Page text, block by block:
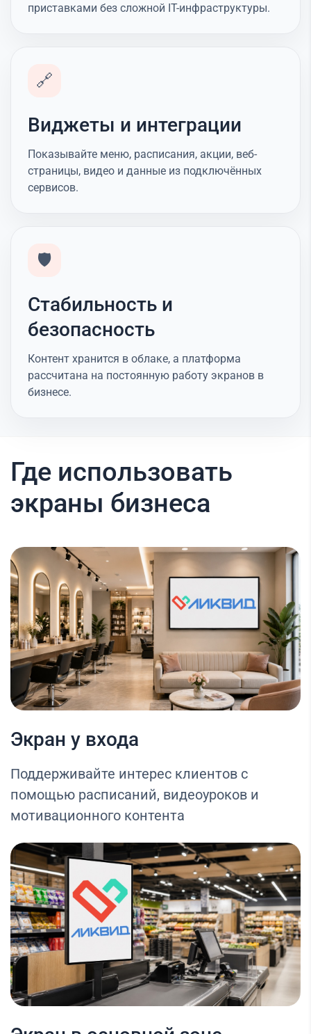
приставками без сложной IT-инфраструктуры.
🔗
Виджеты и интеграции
Показывайте меню, расписания, акции, веб-
страницы, видео и данные из подключённых
сервисов.
🛡️
Стабильность и
безопасность
Контент хранится в облаке, а платформа
рассчитана на постоянную работу экранов в
бизнесе.
Где использовать
экраны бизнеса
Экран у входа
Поддерживайте интерес клиентов с
помощью расписаний, видеоуроков и
мотивационного контента